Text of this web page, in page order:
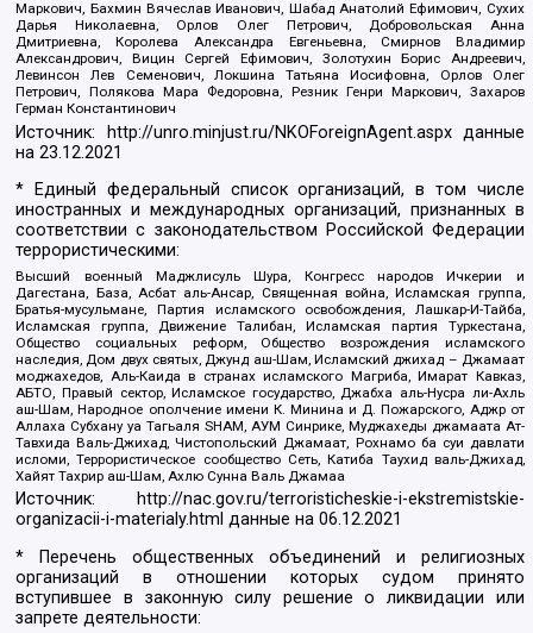
Маркович, Бахмин Вячеслав Иванович, Шабад Анатолий Ефимович, Сухих
Дарья Николаевна, Орлов Олег Петрович, Добровольская Анна
Дмитриевна, Королева Александра Евгеньевна, Смирнов Владимир
Александрович, Вицин Сергей Ефимович, Золотухин Борис Андреевич,
Левинсон Лев Семенович, Локшина Татьяна Иосифовна, Орлов Олег
Петрович, Полякова Мара Федоровна, Резник Генри Маркович, Захаров
Герман Константинович
Источник: http://unro.minjust.ru/NKOForeignAgent.aspxданные
на23.12.2021
* Единый федеральный список организаций, в том числе
иностранных и международных организаций, признанных в
соответствии с законодательством Российской Федерации
террористическими:
Высший военный Маджлисуль Шура, Конгресс народов Ичкерии и
Дагестана, База, Асбат аль-Ансар, Священная война, Исламская группа,
Братья-мусульмане, Партия исламского освобождения, Лашкар-И-Тайба,
Исламская группа, Движение Талибан, Исламская партия Туркестана,
Общество социальных реформ, Общество возрождения исламского
наследия, Дом двух святых, Джунд аш-Шам, Исламский джихад – Джамаат
моджахедов, Аль-Каида в странах исламского Магриба, Имарат Кавказ,
АБТО, Правый сектор, Исламское государство, Джабха аль-Нусра ли-Ахль
аш-Шам, Народное ополчение имени К. Минина и Д. Пожарского, Аджр от
Аллаха Субхану уа Тагьаля SHAM, АУМ Синрике, Муджахеды джамаата Ат-
Тавхида Валь-Джихад, Чистопольский Джамаат, Рохнамо ба суи давлати
исломи, Террористическое сообщество Сеть, Катиба Таухид валь-Джихад,
Хайят Тахрир аш-Шам, Ахлю Сунна Валь Джамаа
Источник:
http://nac.gov.ru/terroristicheskie-i-ekstremistskie-
organizacii-i-materialy.html данные на06.12.2021
* Перечень общественных объединений и религиозных
организаций в отношении которых судом принято
вступившее в законную силу решение о ликвидации или
запрете деятельности: